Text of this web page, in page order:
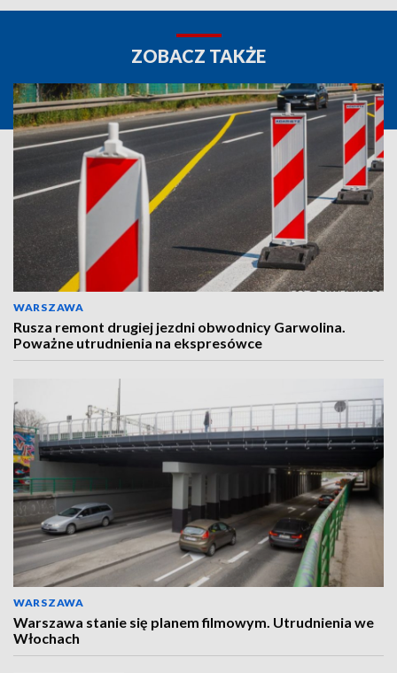
ZOBACZ TAKŻE
WARSZAWA
Rusza remont drugiej jezdni obwodnicy Garwolina.
Poważne utrudnienia na ekspresówce
WARSZAWA
Warszawa stanie się planem filmowym. Utrudnienia we
Włochach